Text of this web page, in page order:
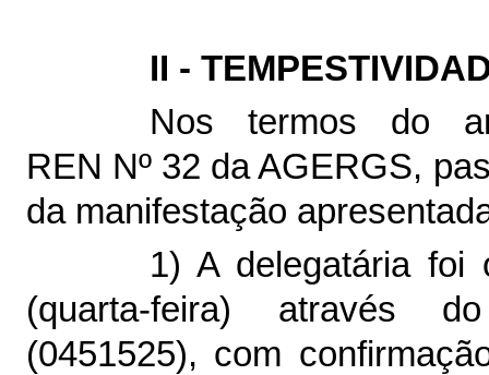
II -
Nos termos do
REN Nº 32 da AGERGS,
da manifestação
1) A delegatária foi
(quarta-feira) através
(0451525), com